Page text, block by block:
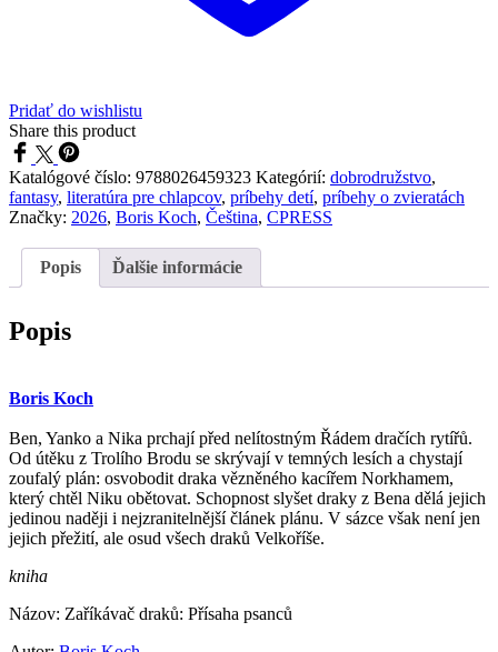
Pridať do wishlistu
Share this product
Katalógové číslo: 9788026459323 Kategórií: dobrodružstvo,
fantasy, literatúra pre chlapcov, príbehy detí, príbehy o zvieratách
Značky: 2026, Boris Koch, Čeština, CPRESS
Popis Ďalšie informácie
Popis
Boris Koch
Ben, Yanko a Nika prchají před nelítostným Řádem dračích rytířů.
Od útěku z Trolího Brodu se skrývají v temných lesích a chystají
zoufalý plán: osvobodit draka vězněného kacířem Norkhamem,
který chtěl Niku obětovat. Schopnost slyšet draky z Bena dělá jejich
jedinou naději i nejzranitelnější článek plánu. V sázce však není jen
jejich přežití, ale osud všech draků Velkoříše.
kniha
Názov: Zaříkávač draků: Přísaha psanců